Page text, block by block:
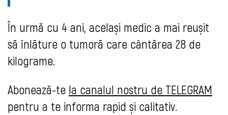
În urmă cu 4 ani, același medic a mai reușit
să înlăture o tumoră care cântărea 28 de
kilograme.
Abonează-te la canalul nostru de TELEGRAM
pentru a te informa rapid și calitativ.